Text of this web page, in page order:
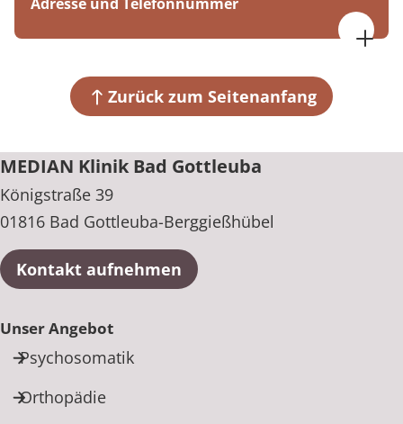
07:00 bis 17:00 Uhr
08:15 bis 17:00 Uhr
01816 Bad Gottleuba-Berggießhübel
Zurück zum Seitenanfang
MEDIAN Klinik Bad Gottleuba
Königstraße 39
01816 Bad Gottleuba-Berggießhübel
Kontakt aufnehmen
Unser Angebot
Psychosomatik
Orthopädie